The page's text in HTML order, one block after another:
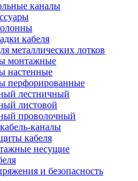
каналы
кабеля
металлических лотков
монтажные
настенные
перфорированные
лестничный
листовой
проволочный
каналы
кабеля
несущие
и безопасность